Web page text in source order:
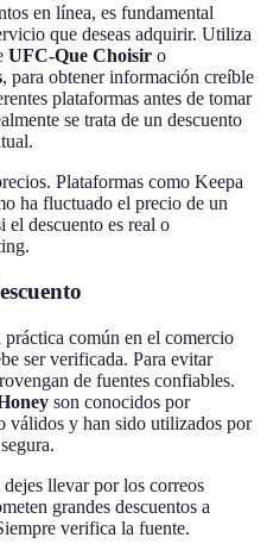
en línea, es fundamental
que deseas adquirir. Utiliza
UFC-Que Choisir o
, para obtener información creíble
plataformas antes de tomar
se trata de un descuento
Plataformas como Keepa
ha fluctuado el precio de un
el descuento es real o
común en el comercio
ser verificada. Para evitar
de fuentes confiables.
son conocidos por
válidos y han sido utilizados por
llevar por los correos
grandes descuentos a
verifica la fuente.